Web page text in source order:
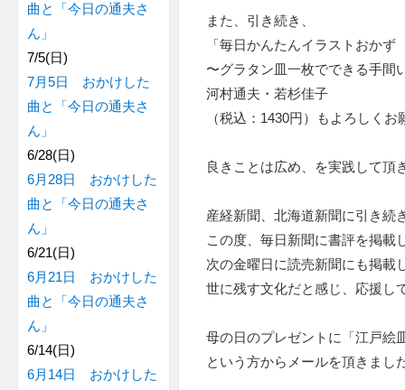
また、引き続き、
「毎日かんたんイラストおかず
〜グラタン皿一枚でできる手間
河村通夫・若杉佳子
（税込：1430円）もよろしくお
良きことは広め、を実践して頂
産経新聞、北海道新聞に引き続
この度、毎日新聞に書評を掲載
次の金曜日に読売新聞にも掲載
世に残す文化だと感じ、応援し
母の日のプレゼントに「江戸絵
という方からメールを頂きまし
曲と「今日の通夫さ
ん」
7/5(日)
7月5日 おかけした
曲と「今日の通夫さ
ん」
6/28(日)
6月28日 おかけした
曲と「今日の通夫さ
ん」
6/21(日)
6月21日 おかけした
曲と「今日の通夫さ
ん」
6/14(日)
6月14日 おかけした